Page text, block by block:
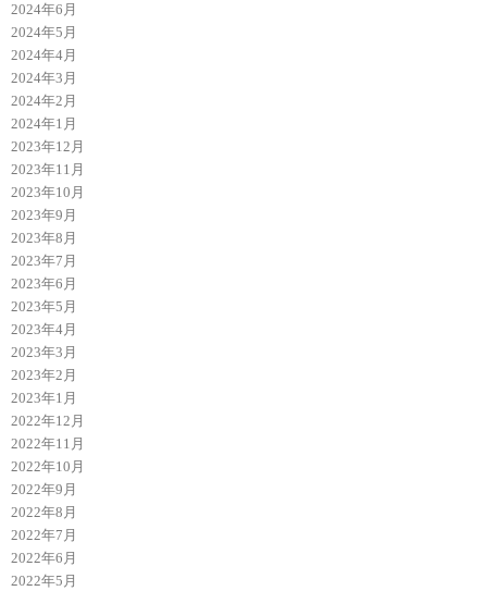
2024年6月
2024年5月
2024年4月
2024年3月
2024年2月
2024年1月
2023年12月
2023年11月
2023年10月
2023年9月
2023年8月
2023年7月
2023年6月
2023年5月
2023年4月
2023年3月
2023年2月
2023年1月
2022年12月
2022年11月
2022年10月
2022年9月
2022年8月
2022年7月
2022年6月
2022年5月